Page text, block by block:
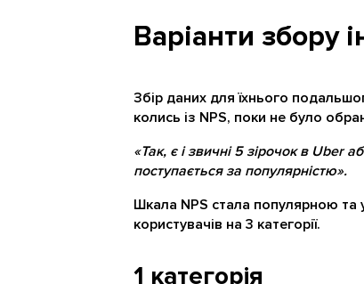
Варіанти збору
Збір даних для їхнього
колись із NPS, поки не було
«Так, є і звичні 5 зірочок в Uber
поступається за популярністю».
Шкала NPS стала популярною та
користувачів на 3 категорії.
1 категорія